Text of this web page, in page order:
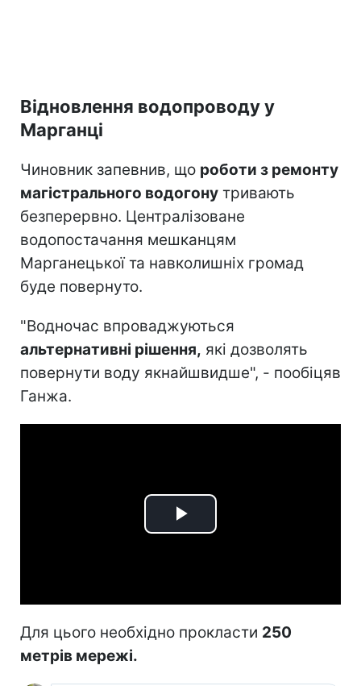
Відновлення водопроводу у
Марганці
Чиновник запевнив, що роботи з ремонту
магістрального водогону тривають
безперервно. Централізоване
водопостачання мешканцям
Марганецької та навколишніх громад
буде повернуто.
"Водночас впроваджуються
альтернативні рішення, які дозволять
повернути воду якнайшвидше", - пообіцяв
Ганжа.
Play
Для цього необхідно прокласти 250
метрів мережі.